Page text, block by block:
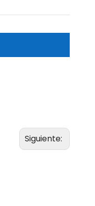
Siguiente: